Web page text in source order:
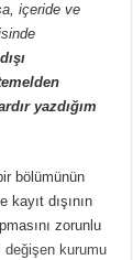
içeride ve
yazdığım
bölümünün
kayıt dışının
zorunlu
değişen kurumu